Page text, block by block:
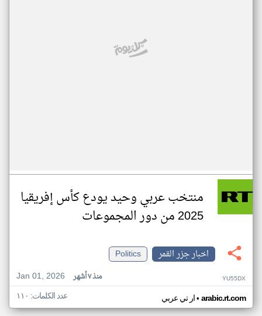
منتخب عربي وحيد يودع كأس إفريقيا
2025 من دور المجموعات
اخبار جزر القمر
Politics
Jan 01, 2026
منذ ٧ أشهر YU55DX
ار تي عربي• arabic.rt.com عدد الكلمات: ١١٠